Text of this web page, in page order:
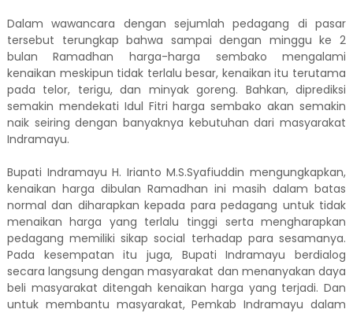
Dalam wawancara dengan sejumlah pedagang di pasar
tersebut terungkap bahwa sampai dengan minggu ke 2
bulan Ramadhan harga-harga sembako mengalami
kenaikan meskipun tidak terlalu besar, kenaikan itu terutama
pada telor, terigu, dan minyak goreng. Bahkan, diprediksi
semakin mendekati Idul Fitri harga sembako akan semakin
naik seiring dengan banyaknya kebutuhan dari masyarakat
Indramayu.
Bupati Indramayu H. Irianto M.S.Syafiuddin mengungkapkan,
kenaikan harga dibulan Ramadhan ini masih dalam batas
normal dan diharapkan kepada para pedagang untuk tidak
menaikan harga yang terlalu tinggi serta mengharapkan
pedagang memiliki sikap social terhadap para sesamanya.
Pada kesempatan itu juga, Bupati Indramayu berdialog
secara langsung dengan masyarakat dan menanyakan daya
beli masyarakat ditengah kenaikan harga yang terjadi. Dan
untuk membantu masyarakat, Pemkab Indramayu dalam